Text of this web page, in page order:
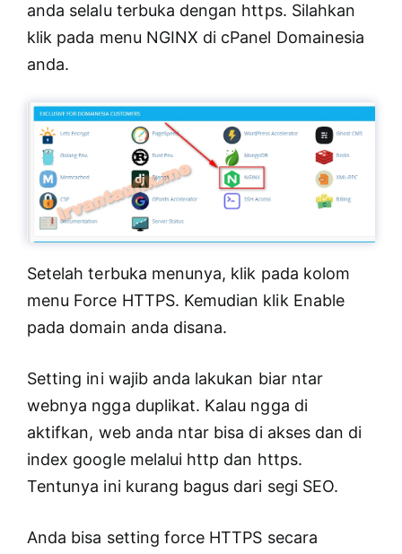
anda selalu terbuka dengan https. Silahkan
klik pada menu NGINX di cPanel Domainesia
anda.
Setelah terbuka menunya, klik pada kolom
menu Force HTTPS. Kemudian klik Enable
pada domain anda disana.
Setting ini wajib anda lakukan biar ntar
webnya ngga duplikat. Kalau ngga di
aktifkan, web anda ntar bisa di akses dan di
index google melalui http dan https.
Tentunya ini kurang bagus dari segi SEO.
Anda bisa setting force HTTPS secara